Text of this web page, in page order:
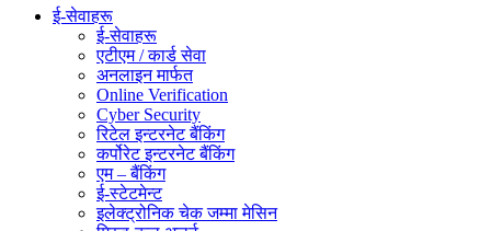
ई-सेवाहरू
ई-सेवाहरू
एटीएम / कार्ड सेवा
अनलाइन मार्फत
Online Verification
Cyber Security
रिटेल इन्टरनेट बैंकिंग
कर्पोरेट इन्टरनेट बैंकिंग
एम – बैंकिंग
ई-स्टेटमेन्ट
इलेक्ट्रोनिक चेक जम्मा मेसिन